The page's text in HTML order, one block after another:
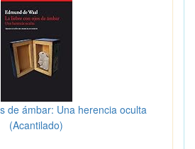
de ámbar: Una herencia oculta
(Acantilado)